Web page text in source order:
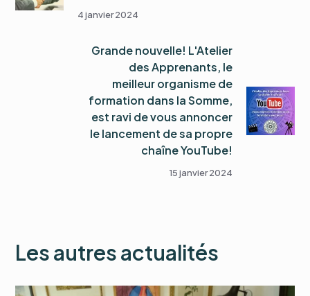
4 janvier 2024
Grande nouvelle! L'Atelier
des Apprenants, le
meilleur organisme de
formation dans la Somme,
est ravi de vous annoncer
le lancement de sa propre
chaîne YouTube!
15 janvier 2024
Les autres actualités